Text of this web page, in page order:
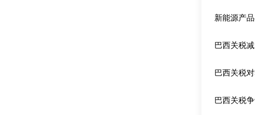
新能源产
巴西关税
巴西关税
巴西关税